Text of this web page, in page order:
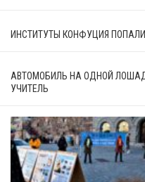
ИНСТИТУТЫ КОНФУЦИЯ
АВТОМОБИЛЬ НА ОДНОЙ
УЧИТЕЛЬ